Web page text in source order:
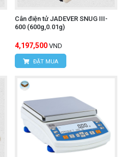
Cân điện tử JADEVER SNUG III-
600 (600g,0.01g)
4,197,500 VND
ĐẶT MUA